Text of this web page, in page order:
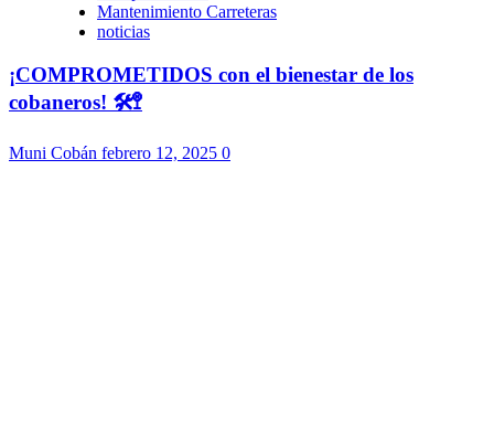
Mantenimiento Carreteras
noticias
¡COMPROMETIDOS con el bienestar de los
cobaneros! 🛠️🚏
Muni Cobán febrero 12, 2025 0